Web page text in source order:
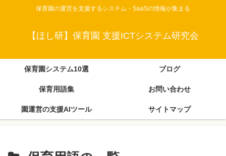
保育園の運営を支援するシステム・SaaSの情報が集まる
【ほし研】保育園 支援ICTシステム研究会
保育園システム10選 ブログ
保育用語集 お問い合わせ
園運営の支援AIツール サイトマップ